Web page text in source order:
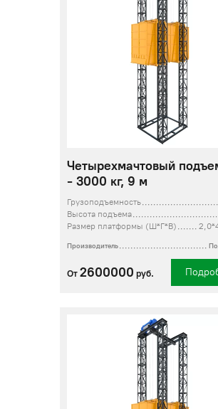
Четырехмачтовый
- 3000 кг, 9 м
Грузоподъемность
Высота подъема
Размер платформы (Ш*Г*В)
Производитель
От 2600000 руб.